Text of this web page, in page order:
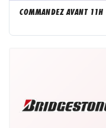
COMMANDEZ AVANT